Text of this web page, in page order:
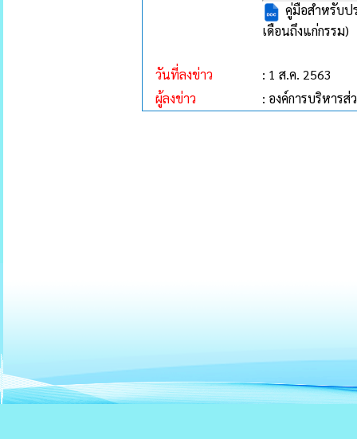
คู่มือสำหรับป
เดือนถึงแก่กรรม)
วันที่ลงข่าว
: 1 ส.ค. 2563
ผู้ลงข่าว
: องค์การบริหาร